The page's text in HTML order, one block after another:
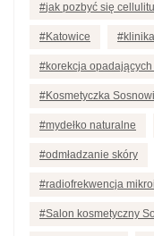
jak pozbyć się cellulitu
Katowice
korekcja
Kosmetyczka
mydełko naturalne
odmładzanie skóry
radiofrekwencja
Salon kosmetyczny